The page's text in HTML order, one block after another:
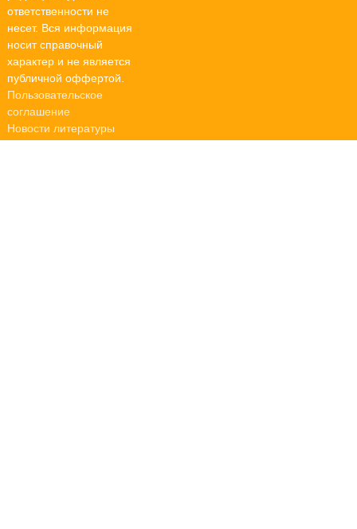
ответственности не
несет. Вся информация
носит справочный
характер и не является
публичной оффертой.
Пользовательское
соглашение
Новости литературы